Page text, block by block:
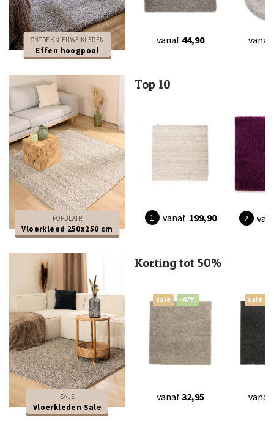
ONTDEK NIEUWE KLEDEN
Effen hoogpool
vanaf 44,90 vanaf
POPULAIR
Vloerkleed 250x250 cm
Top 10
vanaf 199,90
SALE
Vloerkleden Sale
Korting tot 50%
sale -47%
vanaf32,95
sale
vanaf